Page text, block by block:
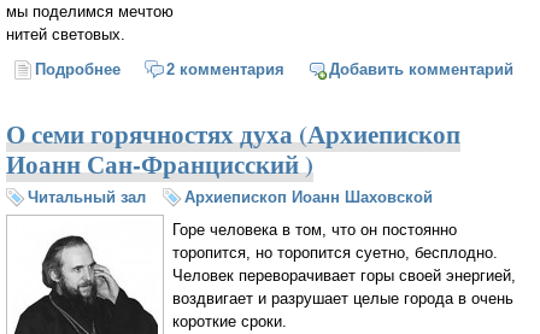
мы поделимся мечтою
нитей световых.
Подробнее о Приходи ко мне на солнце...
2 комментария Добавить комментарий
О семи горячностях духа (Архиепископ
Иоанн Сан-Францисский )
Читальный зал
Архиепископ Иоанн Шаховской
Горе человека в том, что он постоянно
торопится, но торопится суетно, бесплодно.
Человек переворачивает горы своей энергией,
воздвигает и разрушает целые города в очень
короткие сроки.